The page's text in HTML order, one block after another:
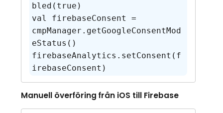
bled(true)
val firebaseConsent =
cmpManager.getGoogleConsentMod
eStatus()
firebaseAnalytics.setConsent(f
irebaseConsent)
Manuell överföring från iOS till Firebase